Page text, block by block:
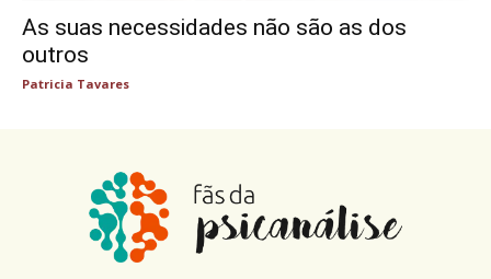
As suas necessidades não são as dos
outros
Patricia Tavares